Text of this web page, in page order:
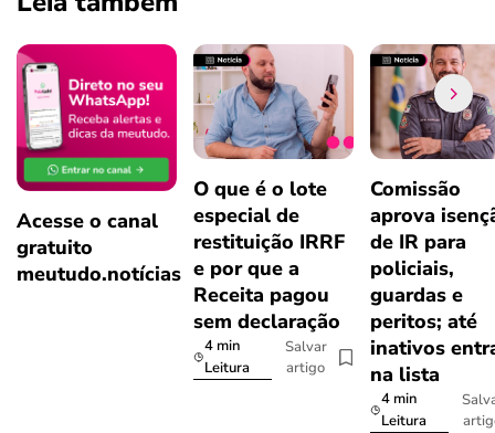
Acesse o canal
gratuito
meutudo.notícias
O que é o lote
especial de
restituição IRRF
e por que a
Receita pagou
sem declaração
4 min
Leitura
Salvar
artigo
Comissão
aprova
de IR para
policiais,
guardas e
peritos; até
inativos
na lista
4 min
Leitura